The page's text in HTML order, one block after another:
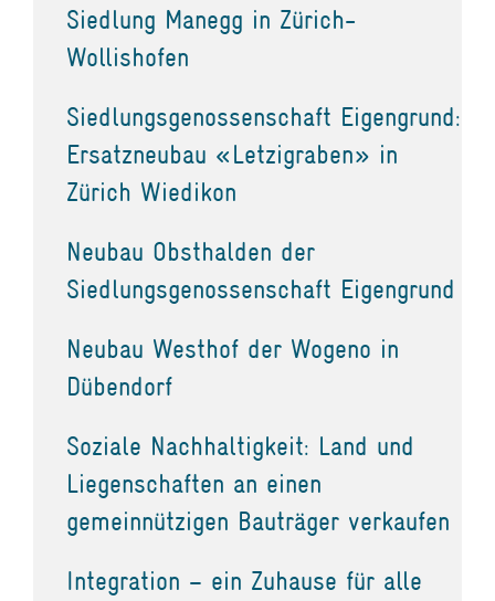
Siedlung Manegg in Zürich-
Wollishofen
Siedlungsgenossenschaft Eigengrund:
Ersatzneubau «Letzigraben» in
Zürich Wiedikon
Neubau Obsthalden der
Siedlungsgenossenschaft Eigengrund
Neubau Westhof der Wogeno in
Dübendorf
Soziale Nachhaltigkeit: Land und
Liegenschaften an einen
gemeinnützigen Bauträger verkaufen
Integration – ein Zuhause für alle